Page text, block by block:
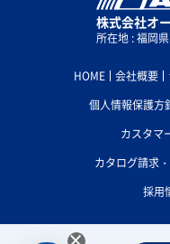
株式会社オ
所在地 : 福岡
HOME 会社概要
個人情報保護方
カスタマ
カタログ請求
採用